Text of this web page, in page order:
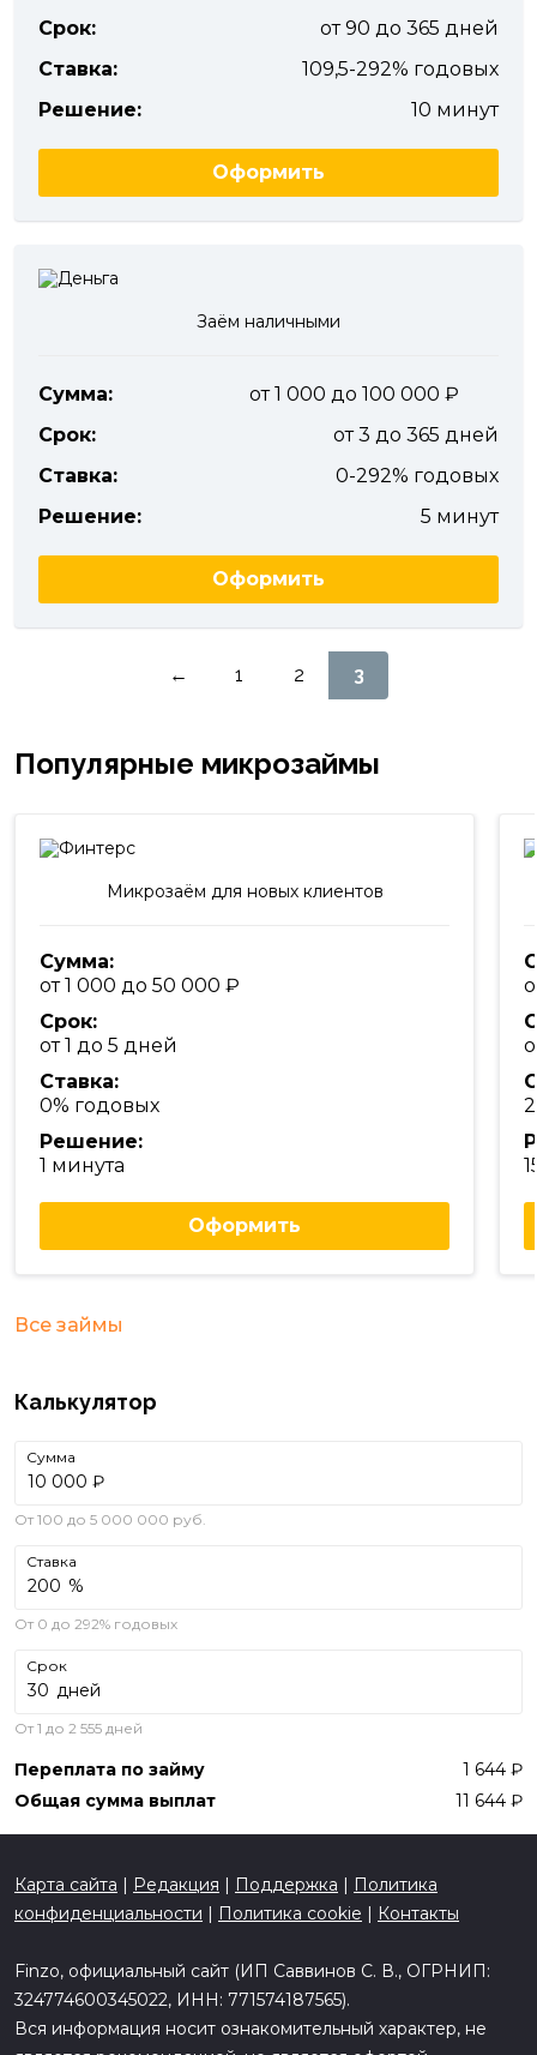
Срок:
от 90 до 365 дней
Ставка:
109,5-292% годовых
Решение:
10 минут
Оформить
Заём наличными
Сумма:
от 1 000 до 100 000
Срок:
от 3 до 365 дней
Ставка:
0-292% годовых
Решение:
5 минут
Оформить
← 1 2 3
Популярные микрозаймы
Микрозаём для новых клиентов
Сумма:
от 1 000 до 50 000
Срок:
от 1 до 5 дней
Ставка:
0% годовых
Решение:
1 минута
Оформить
Все займы
Калькулятор
Сумма
₽
От 100 до 5 000 000 руб.
Ставка
%
От 0 до 292% годовых
Срок
дней
От 1 до 2 555 дней
Переплата по займу
1 644
Общая сумма выплат
11 644
Карта сайта | Редакция | Поддержка | Политика
конфиденциальности | Политика cookie | Контакты
Finzo, официальный сайт (ИП Саввинов С. В., ОГРНИП:
324774600345022, ИНН: 771574187565).
Вся информация носит ознакомительный характер, не